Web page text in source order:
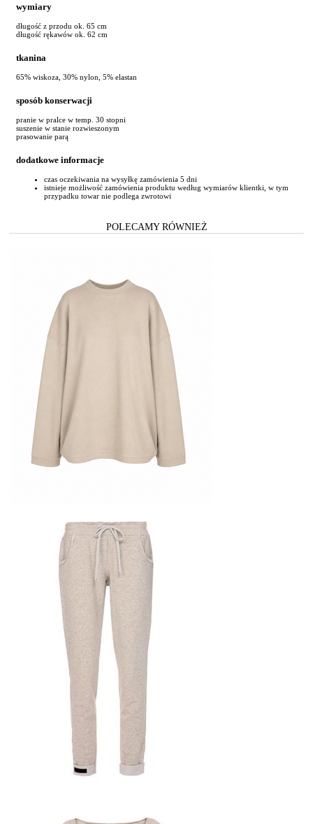
wymiary
długość z przodu ok. 65 cm
długość rękawów ok. 62 cm
tkanina
65% wiskoza, 30% nylon, 5% elastan
sposób konserwacji
pranie w pralce w temp. 30 stopni
suszenie w stanie rozwieszonym
prasowanie parą
dodatkowe informacje
czas oczekiwania na wysyłkę zamówienia 5 dni
istnieje możliwość zamówienia produktu według wymiarów klientki, w tym
przypadku towar nie podlega zwrotowi
POLECAMY RÓWNIEŻ